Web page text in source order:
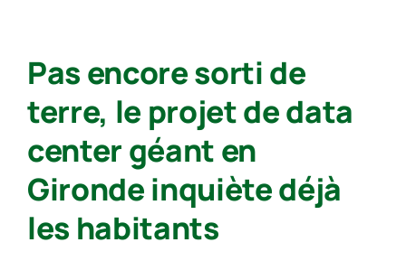
qui
pourrait
voir
le
jour
avant
le
projet
Pas encore sorti de
terre, le projet de data
center géant en
Gironde inquiète déjà
les habitants